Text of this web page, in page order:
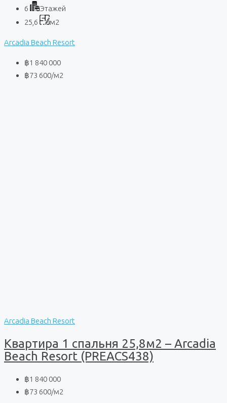
6
Этажей
25,6
м2
Arcadia Beach Resort
฿1 840 000
฿73 600/м2
Arcadia Beach Resort
Квартира 1 спальня 25,8м2 – Arcadia
Beach Resort (PREACS438)
฿1 840 000
฿73 600/м2